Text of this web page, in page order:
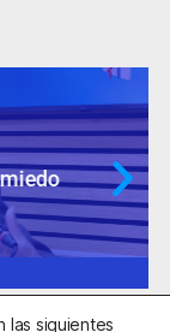
las siguientes